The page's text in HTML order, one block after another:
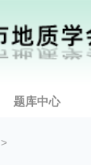
题库中心
>